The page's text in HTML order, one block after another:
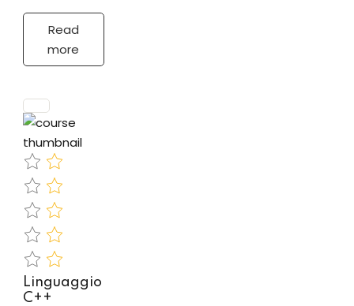
programmazione
nativo della
piattaforma
Microsoft.net
sharp)
creato
appositamente
per fornire
.net di…
Read
more
Linguaggio
C++